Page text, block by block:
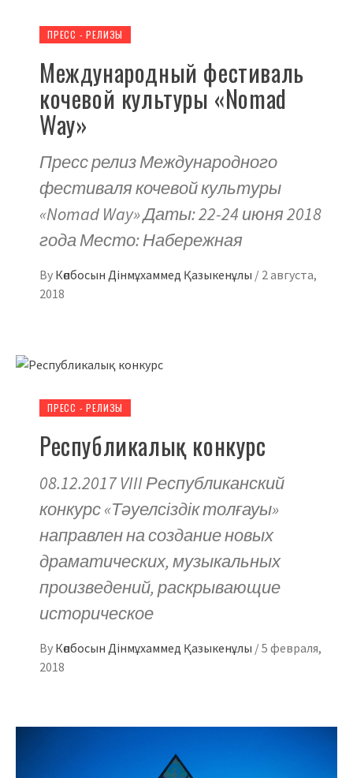
ПРЕСС - РЕЛИЗЫ
Международный фестиваль
кочевой культуры «Nomad
Way»
Пресс релиз Международного
фестиваля кочевой культуры
«Nomad Way» Даты: 22-24 июня 2018
года Место: Набережная
By Көпбосын Дінмұхаммед Қазыкенұлы / 2 августа,
2018
ПРЕСС - РЕЛИЗЫ
Республикалық конкурс
08.12.2017 VIII Республиканский
конкурс «Тәуелсіздік толғауы»
направлен на создание новых
драматических, музыкальных
произведений, раскрывающие
историческое
By Көпбосын Дінмұхаммед Қазыкенұлы /5 февраля,
2018